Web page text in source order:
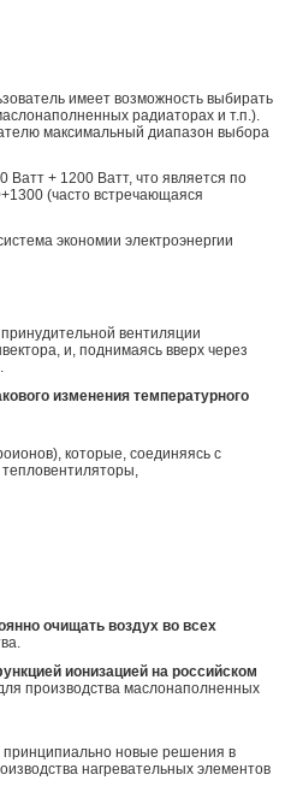
имеет возможность выбирать
радиаторах и т.п.).
максимальный диапазон выбора
+ 1200 Ватт, что является по
(часто встречающаяся
экономии электроэнергии
принудительной вентиляции
и, поднимаясь вверх через
изменения температурного
которые, соединяясь с
тепловентиляторы,
очищать воздух во всех
ионизацией на российском
производства маслонаполненных
принципиально новые решения в
нагревательных элементов